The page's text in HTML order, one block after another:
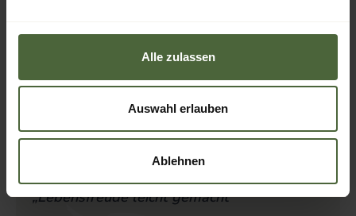
Alle zulassen
Auswahl erlauben
Ablehnen
Euler
Neuschönau
„Lebensfreude leicht gemacht“